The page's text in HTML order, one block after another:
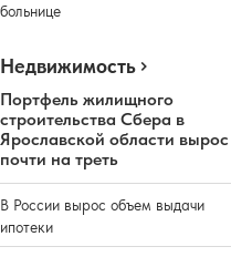
больнице
Недвижимость
Портфель жилищного
строительства Сбера в
Ярославской области вырос
почти на треть
В России вырос объем выдачи
ипотеки